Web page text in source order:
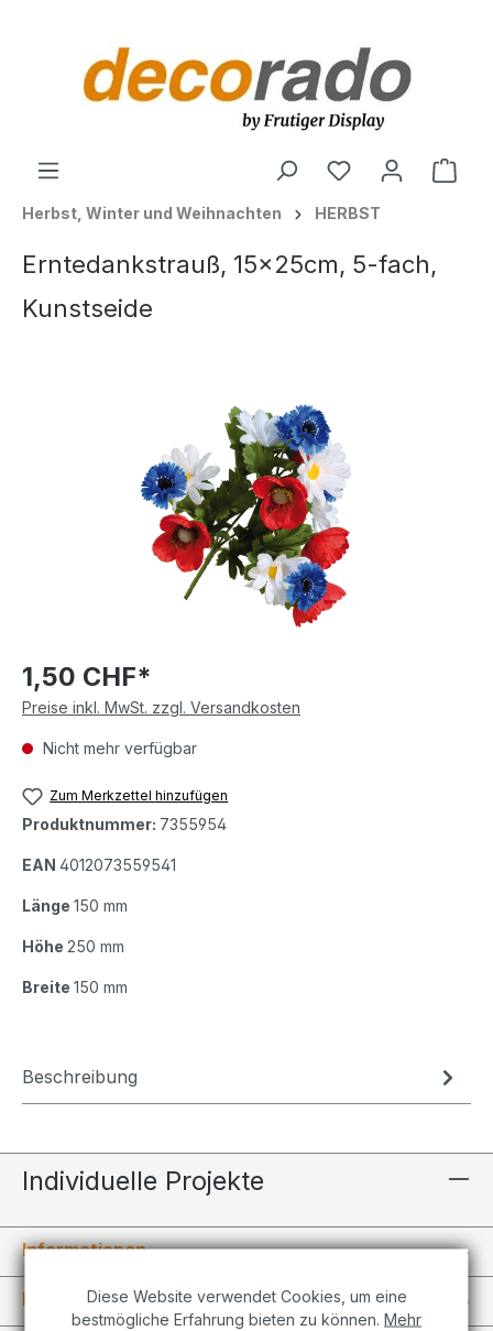
Herbst, Winter und Weihnachten HERBST
Erntedankstrauß, 15x25cm, 5-fach,
Kunstseide
1,50 CHF*
Preise inkl. MwSt. zzgl. Versandkosten
Nicht mehr verfügbar
Zum Merkzettel hinzufügen
Produktnummer: 7355954
EAN 4012073559541
Länge 150 mm
Höhe 250 mm
Breite 150 mm
Beschreibung
Individuelle Projekte
Informationen
KundenkontoDiese Website verwendet Cookies, um eine
bestmögliche Erfahrung bieten zu können. Mehr